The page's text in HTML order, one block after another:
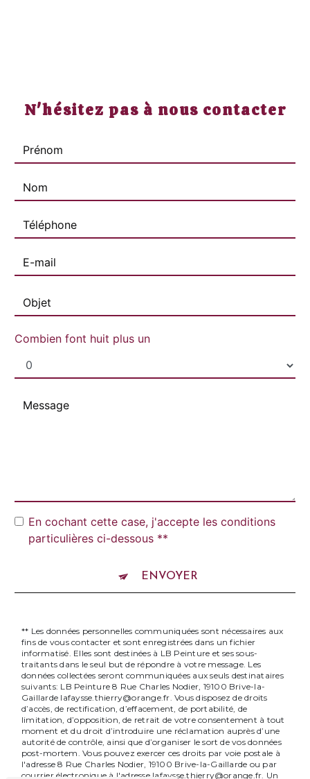
N'hésitez pas à nous contacter
Combien font huit plus un
En cochant cette case, j'accepte les conditions
particulières ci-dessous **
ENVOYER
** Les données personnelles communiquées sont nécessaires aux
fins de vous contacter et sont enregistrées dans un fichier
informatisé. Elles sont destinées à LB Peinture et ses sous-
traitants dans le seul but de répondre à votre message. Les
données collectées seront communiquées aux seuls destinataires
suivants: LB Peinture 8 Rue Charles Nodier, 19100 Brive-la-
Gaillarde lafaysse.thierry@orange.fr. Vous disposez de droits
d’accès, de rectification, d’effacement, de portabilité, de
limitation, d’opposition, de retrait de votre consentement à tout
moment et du droit d’introduire une réclamation auprès d’une
autorité de contrôle, ainsi que d’organiser le sort de vos données
post-mortem. Vous pouvez exercer ces droits par voie postale à
l'adresse 8 Rue Charles Nodier, 19100 Brive-la-Gaillarde ou par
courrier électronique à l'adresse lafaysse.thierry@orange.fr. Un